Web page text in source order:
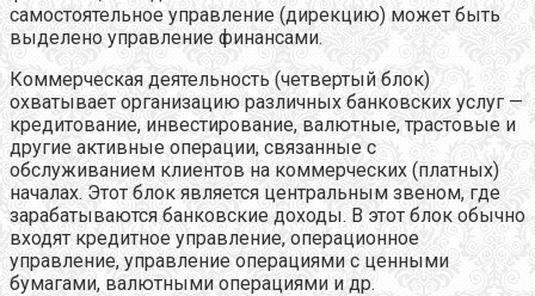
самостоятельное управление (дирекцию) может быть
выделено управление финансами.
Коммерческая деятельность (четвертый блок)
охватывает организацию различных банковских услуг —
кредитование, инвестирование, валютные, трастовые и
другие активные операции, связанные с
обслуживанием клиентов на коммерческих (платных)
началах. Этот блок является центральным звеном, где
зарабатываются банковские доходы. В этот блок обычно
входят кредитное управление, операционное
управление, управление операциями с ценными
бумагами, валютными операциями и др.